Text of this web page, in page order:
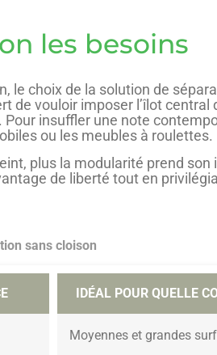
les besoins
le choix de la solution de
de vouloir imposer l’îlot
insuffler une note
ou les meubles à roulettes.
plus la modularité prend
de liberté tout en
sans cloison
IDÉAL POUR QUELLE
Moyennes et grandes